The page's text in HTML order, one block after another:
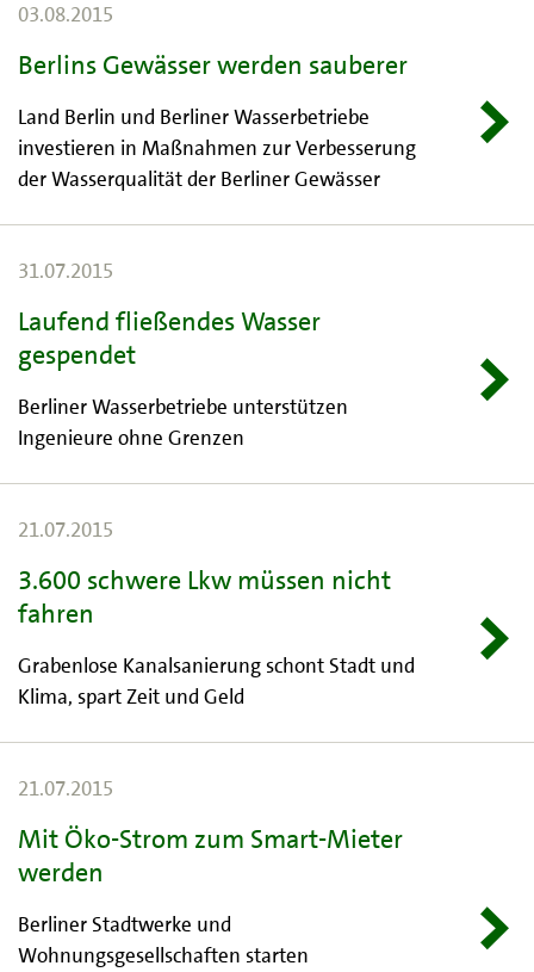
03.08.2015
Berlins Gewässer werden sauberer
Land Berlin und Berliner Wasserbetriebe
investieren in Maßnahmen zur Verbesserung
der Wasserqualität der Berliner Gewässer
31.07.2015
Laufend fließendes Wasser
gespendet
Berliner Wasserbetriebe unterstützen
Ingenieure ohne Grenzen
21.07.2015
3.600 schwere Lkw müssen nicht
fahren
Grabenlose Kanalsanierung schont Stadt und
Klima, spart Zeit und Geld
21.07.2015
Mit Öko-Strom zum Smart-Mieter
werden
Berliner Stadtwerke und
Wohnungsgesellschaften starten